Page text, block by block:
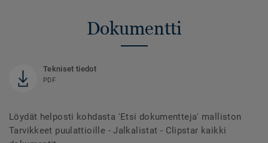
Dokumentti
Tekniset tiedot
PDF
Löydät helposti kohdasta 'Etsi dokumentteja' malliston
Tarvikkeet puulattioille - Jalkalistat - Clipstar kaikki